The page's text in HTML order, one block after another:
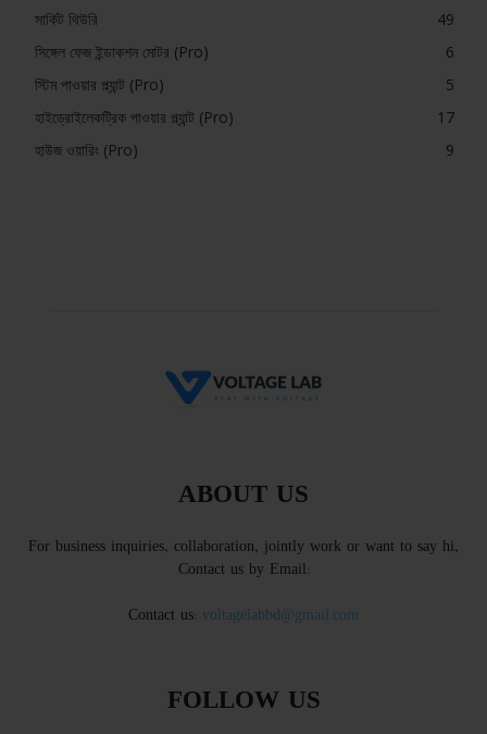
সার্কিট থিউরি
49
সিঙ্গেল ফেজ ইন্ডাকশন মোটর (Pro)
6
স্টিম পাওয়ার প্ল্যান্ট (Pro)
5
হাইড্রোইলেকট্রিক পাওয়ার প্ল্যান্ট (Pro)
17
হাউজ ওয়ারিং (Pro)
9
ABOUT US
For business inquiries, collaboration, jointly work or want to say hi,
Contact us by Email:
Contact us: voltagelabbd@gmail.com
FOLLOW US